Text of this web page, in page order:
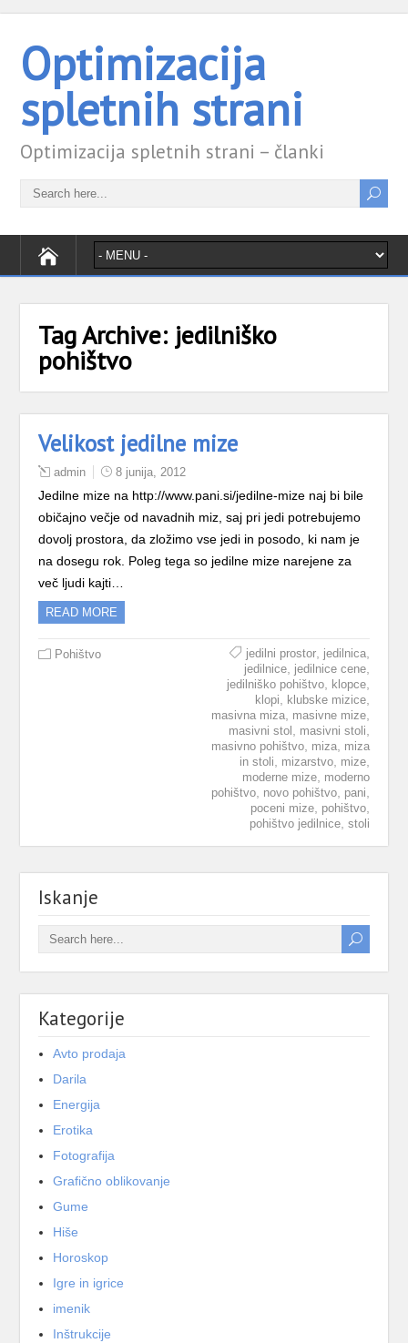
Optimizacija
spletnih strani
Optimizacija spletnih strani – članki
Tag Archive: jedilniško
pohištvo
Velikost jedilne mize
admin 8 junija, 2012
Jedilne mize na http://www.pani.si/jedilne-mize naj bi bile
običajno večje od navadnih miz, saj pri jedi potrebujemo
dovolj prostora, da zložimo vse jedi in posodo, ki nam je
na dosegu rok. Poleg tega so jedilne mize narejene za
več ljudi kajti…
READ MORE
Pohištvo jedilni prostor, jedilnica,
jedilnice, jedilnice cene,
jedilniško pohištvo, klopce,
klopi klubske mizice,
masivna miza, masivne mize,
masivni stol masivni stoli
masivno pohištvo, miza, miza
in stoli
mizarstvo, mize,
moderne mize, moderno
pohištvo, novo pohištvo, pani
poceni mize, pohištvo,
pohištvo jedilnice, stoli
Iskanje
Kategorije
Avto prodaja
Darila
Energija
Erotika
Fotografija
Grafično oblikovanje
Gume
Hiše
Horoskop
Igre in igrice
imenik
Inštrukcije